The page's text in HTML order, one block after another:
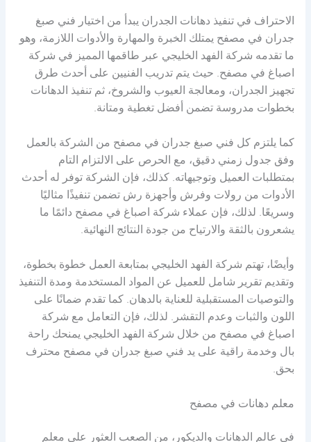
الاحتراف في تنفيذ دهانات الجدران يبدأ من اختيار فني صبغ
جدران في مصفح يمتلك الخبرة والمهارة والأدوات اللازمة، وهو
ما تقدمه شركة الفهد الخليجي عبر طاقمها المميز في شركة
اصباغ في مصفح. حيث يتم تدريب الفنيين على أحدث طرق
تجهيز الجدران، ومعالجة العيوب والشروخ، ثم تنفيذ الدهانات
بخطوات مدروسة تضمن أفضل تغطية ومتانة.
كما يلتزم كل فني صبغ جدران في مصفح من الشركة بالعمل
وفق جدول زمني دقيق، مع الحرص على الالتزام التام
بمتطلبات العميل وتوجيهاته. كذلك، فإن الشركة توفر له أحدث
الأدوات من رولات وفرش وأجهزة رش تضمن تنفيذًا مثاليًا
وسريعًا. لذلك، فإن عملاء شركة اصباغ في مصفح دائمًا ما
يشعرون بالثقة والارتياح من جودة النتائج النهائية.
وأيضًا، تهتم شركة الفهد الخليجي بمتابعة العمل خطوة بخطوة،
وتقديم تقرير شامل للعميل عن المواد المستخدمة ومدة التنفيذ
والتوصيات المستقبلية للعناية بالدهان. كما تقدم ضمانًا على
اللون والثبات وعدم التقشر. لذلك، فإن التعامل مع شركة
اصباغ في مصفح من خلال شركة الفهد الخليجي يمنحك راحة
بال وخدمة راقية على يد فني صبغ جدران في مصفح محترف
بحق.
معلم دهانات في مصفح
في عالم الدهانات والديكور، من الصعب العثور على معلم